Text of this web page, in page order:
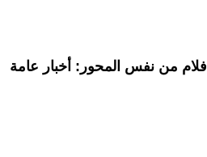
افلام من نفس المحور: أخبار عامة